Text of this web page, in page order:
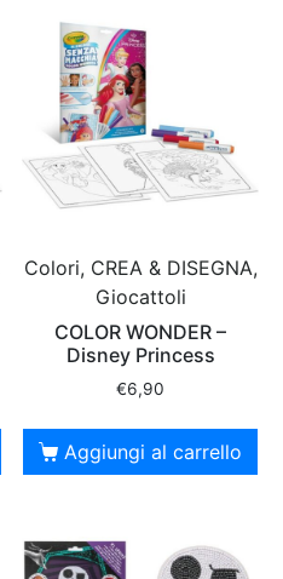
Colori, CREA & DISEGNA,
Giocattoli
COLOR WONDER –
Disney Princess
€6,90
Aggiungi al carrello